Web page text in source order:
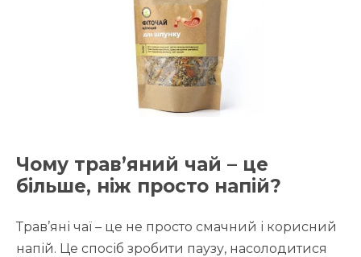
Чому трав’яний чай – це
більше, ніж просто напій?
Трав’яні чаї – це не просто смачний і корисний
напій. Це спосіб зробити паузу, насолодитися